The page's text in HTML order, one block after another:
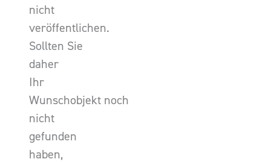
nicht
veröffentlichen.
Sollten Sie
daher
Ihr
Wunschobjekt noch
nicht
gefunden
haben,